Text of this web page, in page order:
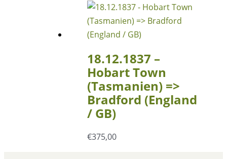
18.12.1837 –
Hobart Town
(Tasmanien) =>
Bradford (England
/ GB)
€375,00